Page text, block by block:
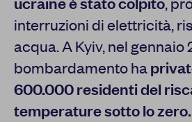
interruzioni di elettricità,
acqua. A Kyiv, nel gennaio
bombardamento ha
600.000 residenti del
temperature sotto lo zero.